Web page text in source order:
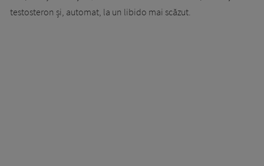
testosteron și, automat, la un libido mai scăzut.